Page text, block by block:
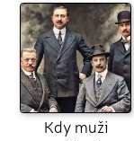
Kdy muži